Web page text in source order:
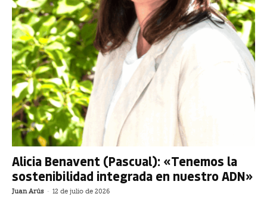
Alicia Benavent (Pascual): «Tenemos la
sostenibilidad integrada en nuestro ADN»
Juan Arús - 12 de julio de 2026